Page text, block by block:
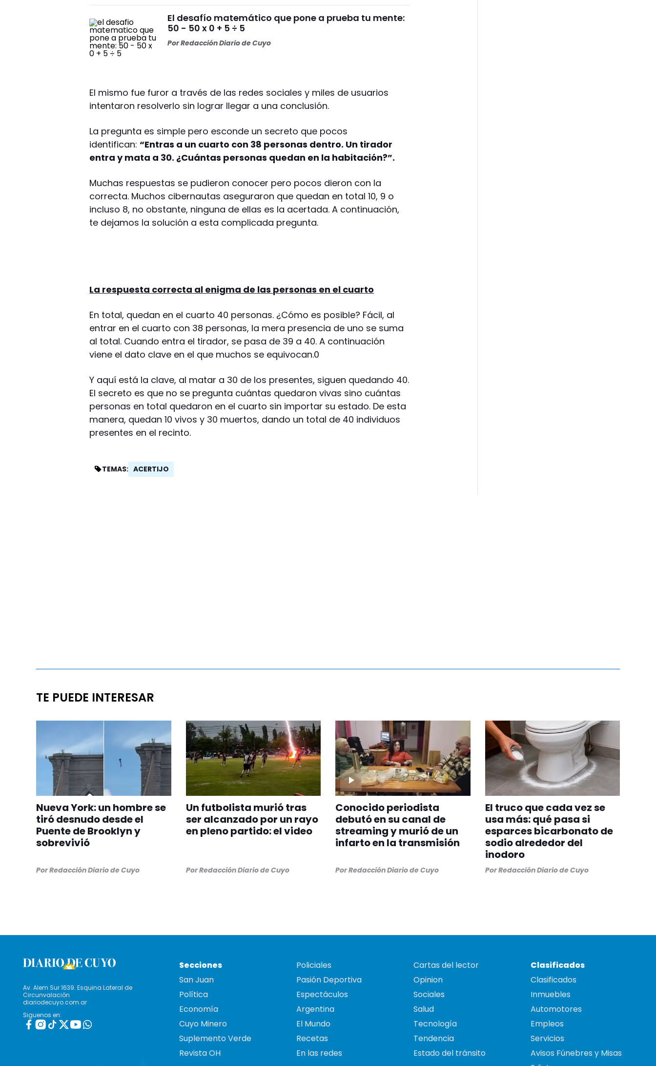
El desafío matemático que pone a prueba tu mente:
50 - 50 x 0 + 5 ÷ 5
PorRedacción Diario de Cuyo
El mismo fue furor a través de las redes sociales y miles de usuarios
intentaron resolverlo sin lograr llegar a una conclusión.
La pregunta es simple pero esconde un secreto que pocos
identifican:“Entras a un cuarto con 38 personas dentro. Un tirador
entra y mata a 30. ¿Cuántas personas quedan en la habitación?”.
Muchas respuestas se pudieron conocer pero pocos dieron con la
correcta. Muchos cibernautas aseguraron que quedan en total 10, 9 o
incluso 8, no obstante, ninguna de ellas es la acertada. A continuación,
te dejamos la solución a esta complicada pregunta.
La respuesta correcta al enigma de las personas en el cuarto
En total, quedan en el cuarto 40 personas. ¿Cómo es posible? Fácil, al
entrar en el cuarto con 38 personas, la mera presencia de uno se suma
al total. Cuando entra el tirador, se pasa de 39 a 40. A continuación
viene el dato clave en el que muchos se equivocan.0
Y aquí está la clave, al matar a 30 de los presentes, siguen quedando 40.
El secreto es que no se pregunta cuántas quedaron vivas sino cuántas
personas en total quedaron en el cuarto sin importar su estado. De esta
manera, quedan 10 vivos y 30 muertos, dando un total de 40 individuos
presentes en el recinto.
TEMAS: ACERTIJO
TE PUEDE INTERESAR
Nueva York: un hombre se
tiró desnudo desde el
Puente de Brooklyn y
sobrevivió
PorRedacción Diario de Cuyo
Un futbolista murió tras
ser alcanzado por un rayo
en pleno partido: el video
PorRedacción Diario de Cuyo
Conocido periodista
debutó en su canal de
streaming y murió de un
infarto en la transmisión
PorRedacción Diario de Cuyo
El truco que cada vez se
usa más: qué pasa si
esparces bicarbonato de
sodio alrededor del
inodoro
PorRedacción Diario de Cuyo
Av. Alem Sur 1639. Esquina Lateral de
Circunvalación
diariodecuyo.com.ar
Siguenos en:
Secciones
San Juan
Política
Economía
Cuyo Minero
Suplemento Verde
Revista OH
Policiales
Pasión Deportiva
Espectáculos
Argentina
El Mundo
Recetas
En las redes
Cartas del lector
Opinion
Sociales
Salud
Tecnología
Tendencia
Estado del tránsito
Clasificados
Clasificados
Inmuebles
Automotores
Empleos
Servicios
Avisos Fúnebres y Misas